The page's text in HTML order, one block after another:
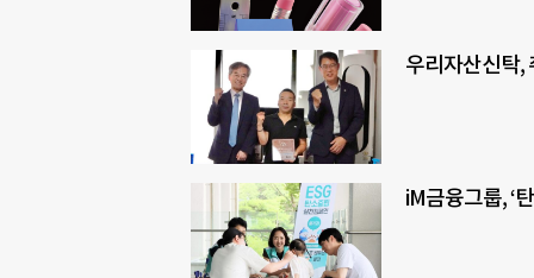
우리자산신탁,
iM금융그룹, ‘